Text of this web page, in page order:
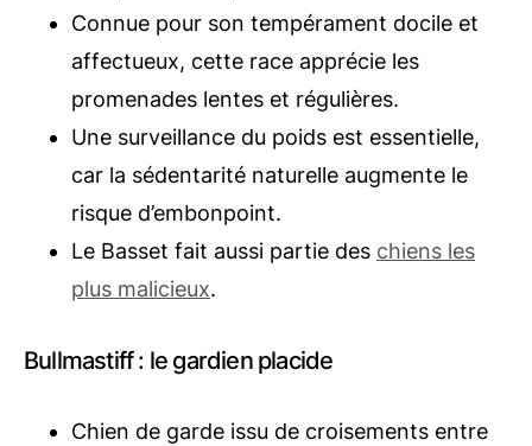
Connue pour son tempérament docile et
affectueux, cette race apprécie les
promenades lentes et régulières.
Une surveillance du poids est essentielle,
car la sédentarité naturelle augmente le
risque d’embonpoint.
Le Basset fait aussi partie des chiens les
plus malicieux.
Bullmastiff : le gardien placide
Chien de garde issu de croisements entre